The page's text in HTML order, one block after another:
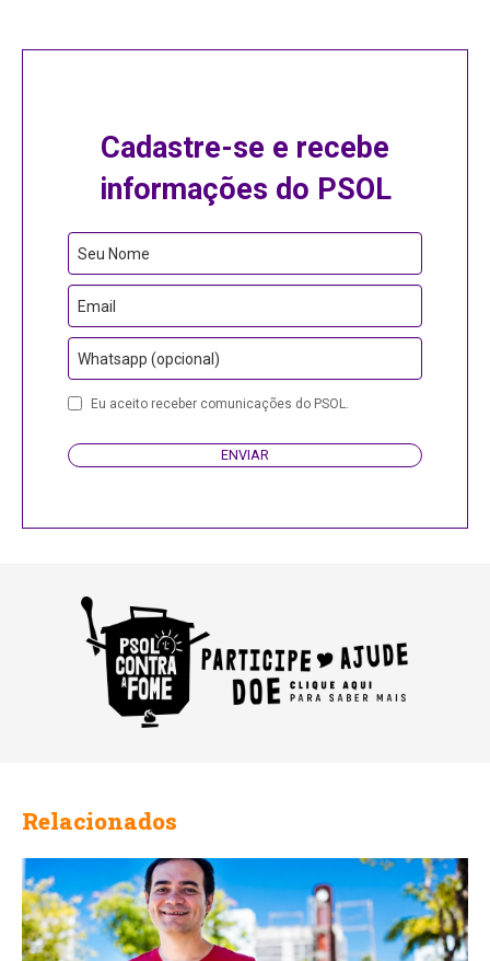
Cadastre-se e recebe
informações do PSOL
Seu Nome
Email
Whatsapp (opcional)
Eu aceito receber comunicações do PSOL.
ENVIAR
Relacionados